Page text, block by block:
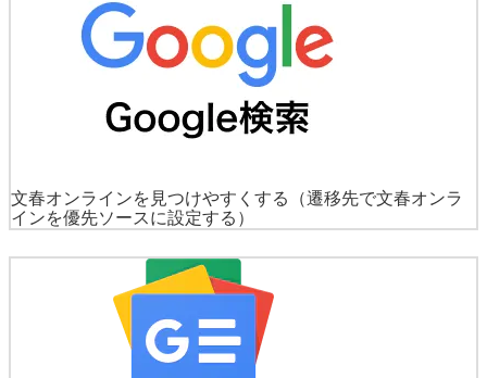
文春オンラインを見つけやすくする
（遷移先で文春オンラ
インを優先ソースに設定する）